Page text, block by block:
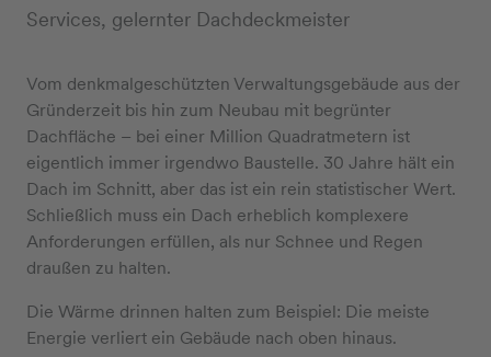
Services, gelernter Dachdeckmeister
Vom denkmalgeschützten Verwaltungsgebäude aus der
Gründerzeit bis hin zum Neubau mit begrünter
Dachfläche – bei einer Million Quadratmetern ist
eigentlich immer irgendwo Baustelle. 30 Jahre hält ein
Dach im Schnitt, aber das ist ein rein statistischer Wert.
Schließlich muss ein Dach erheblich komplexere
Anforderungen erfüllen, als nur Schnee und Regen
draußen zu halten.
Die Wärme drinnen halten zum Beispiel: Die meiste
Energie verliert ein Gebäude nach oben hinaus.